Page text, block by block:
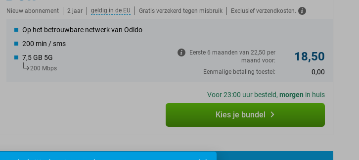
Nieuw abonnement 2 jaar geldig in de EU Gratis verzekerd tegen misbruik Exclusief verzendkosten.
Op het betrouwbare netwerk van Odido
200 min / sms
7,5 GB 5G
200 Mbps
Eerste 6 maanden van 22,50 per
maand voor:
18,50
Eenmalige betaling toestel: 0,00
Voor 23:00 uur besteld, morgen in huis
Kies je bundel